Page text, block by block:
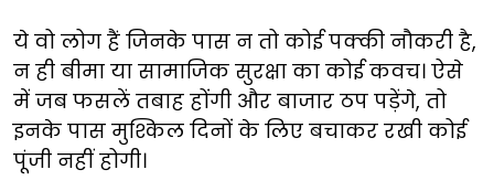
ये वो लोग हैं जिनके पास न तो कोई पक्की नौकरी है,
न ही बीमा या सामाजिक सुरक्षा का कोई कवच। ऐसे
में जब फसलें तबाह होंगी और बाजार ठप पड़ेंगे, तो
इनके पास मुश्किल दिनों के लिए बचाकर रखी कोई
पूंजी नहीं होगी।